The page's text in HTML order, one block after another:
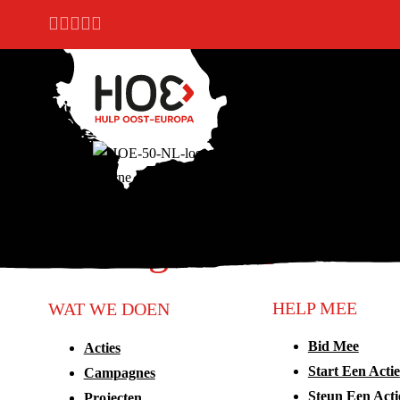
Ga naar hoofdinhoud
Ga naar voettekst
Handige links
WAT WE DOEN
Acties
Campagnes
HELP MEE
Bid Mee
Start Een Actie
Steun Een